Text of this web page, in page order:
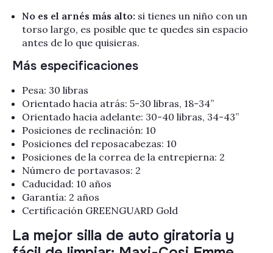
No es el arnés más alto: si tienes un niño con un
torso largo, es posible que te quedes sin espacio
antes de lo que quisieras.
Más especificaciones
Pesa: 30 libras
Orientado hacia atrás: 5-30 libras, 18-34”
Orientado hacia adelante: 30-40 libras, 34-43”
Posiciones de reclinación: 10
Posiciones del reposacabezas: 10
Posiciones de la correa de la entrepierna: 2
Número de portavasos: 2
Caducidad: 10 años
Garantía: 2 años
Certificación GREENGUARD Gold
La mejor silla de auto giratoria y